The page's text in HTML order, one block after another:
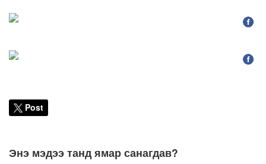
Post
Энэ мэдээ танд ямар санагдав?